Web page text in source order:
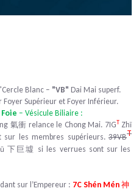
Blanc – "VB" Dai Mai superf.
Supérieur et Foyer Inférieur.
Foie – Vésicule Biliaire :
氣衝relance le Chong Mai​. 7IGT Zhī
les membres supérieurs. 39VBT
下巨墟 si les verrues sont sur les
sur l’Empereur : 7C Shén Mén 神